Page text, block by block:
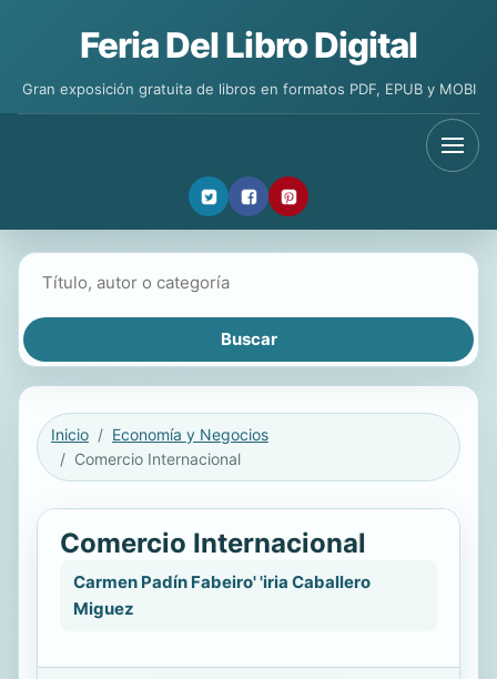
Feria Del Libro Digital
Gran exposición gratuita de libros en formatos PDF, EPUB y MOBI
Inicio
Economía y Negocios
Comercio Internacional
Comercio Internacional
Carmen Padín Fabeiro' 'iria Caballero
Miguez